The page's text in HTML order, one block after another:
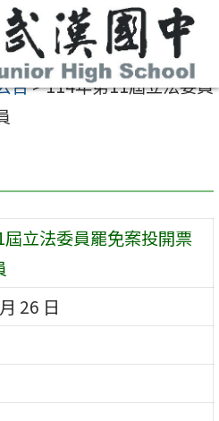
告>114年第11屆立法委員
立法委員罷免案投開票
26 日